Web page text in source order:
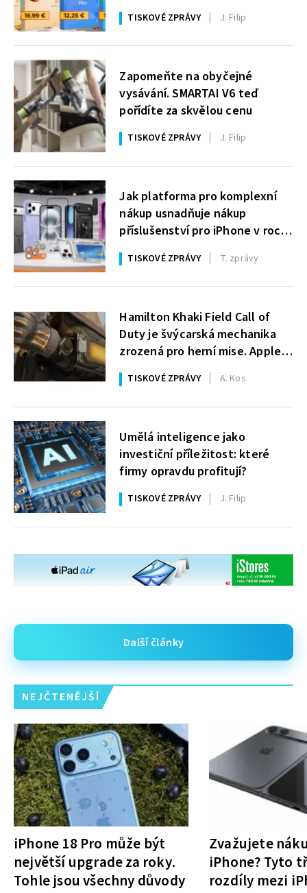
TISKOVÉ ZPRÁVY J. Filip
Zapomeňte na obyčejné
vysávání. SMARTAI V6 teď
pořídíte za skvělou cenu
TISKOVÉ ZPRÁVY J. Filip
Jak platforma pro komplexní
nákup usnadňuje nákup
příslušenství pro iPhone v roce
2026
TISKOVÉ ZPRÁVY T. zprávy
Hamilton Khaki Field Call of
Duty je švýcarská mechanika
zrozená pro herní mise. Apple
Watch strčí do kapsy
TISKOVÉ ZPRÁVY A. Kos
Umělá inteligence jako
investiční příležitost: které
firmy opravdu profitují?
TISKOVÉ ZPRÁVY J. Filip
Další články
NEJČTENĚJŠÍ
iPhone 18 Pro může být
největší upgrade za roky.
Tohle jsou všechny důvody
Zvažujete
iPhone? Tyto
rozdíly mezi